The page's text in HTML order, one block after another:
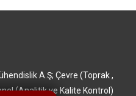
A.Ş; Çevre (Toprak ,
(Analitik ve Kalite Kontrol)